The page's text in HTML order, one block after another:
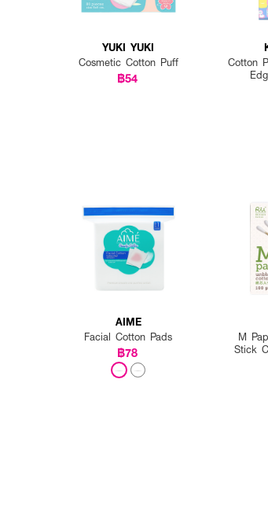
YUKI YUKI
Cosmetic Cotton Puff
฿54
Cotton
AIME
Facial Cotton Pads
฿78
M
Stick